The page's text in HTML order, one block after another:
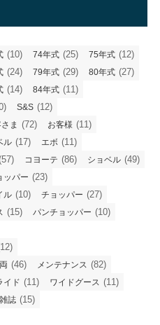
(10) 74年式 (25) 75年式 (12)
(24) 79年式 (29) 80年式 (27)
(14) 84年式 (11)
S&S (12)
ま (72) お客様 (11)
ル (17) エボ (11)
コヨーテ (86) ショベル (49)
ッパー (23)
ル (10) チョッパー (27)
(15) パンチョッパー (10)
(46) メンテナンス (82)
イド (11) ワイドグース (11)
雑誌 (15)